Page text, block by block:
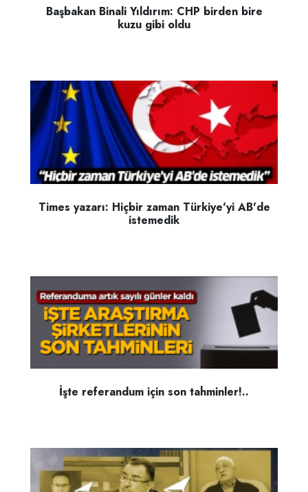
Başbakan Binali Yıldırım: CHP birden bire
kuzu gibi oldu
Times yazarı: Hiçbir zaman Türkiye'yi AB'de
istemedik
İşte referandum için son tahminler!..